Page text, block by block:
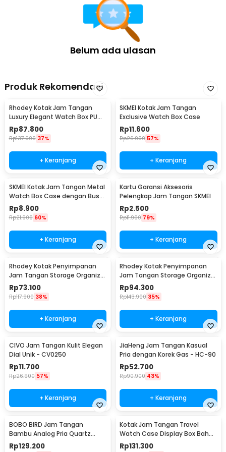
Belum ada ulasan
Produk Rekomendasi
Rhodey Kotak Jam Tangan
Luxury Elegant Watch Box PU
Leather 10 Slot - Z-0003
Rp87.800
Rp137.900 37%
+ Keranjang
SKMEI Kotak Jam Tangan
Exclusive Watch Box Case
Rp11.600
Rp26.900 57%
+ Keranjang
SKMEI Kotak Jam Tangan Metal
Watch Box Case dengan Busa
Pelindung
Rp8.900
Rp21.900 60%
+ Keranjang
Kartu Garansi Aksesoris
Pelengkap Jam Tangan SKMEI
Rp2.500
Rp11.900 79%
+ Keranjang
Rhodey Kotak Penyimpanan
Jam Tangan Storage Organizer
Watch Box 6 Slot - LS-006
Rp73.100
Rp117.900 38%
+ Keranjang
Rhodey Kotak Penyimpanan
Jam Tangan Storage Organizer
Luxury 12 Slot - Z-0003
Rp94.300
Rp143.900 35%
+ Keranjang
CIVO Jam Tangan Kulit Elegan
Dial Unik - CV0250
Rp11.700
Rp26.900 57%
+ Keranjang
JiaHeng Jam Tangan Kasual
Pria dengan Korek Gas - HC-90
Rp52.700
Rp90.900 43%
+ Keranjang
BOBO BIRD Jam Tangan
Bambu Analog Pria Quartz
Watch - A09
Rp129.200
Kotak Jam Tangan Travel
Watch Case Display Box Bahan
Kulit 8 Grid - L-001
Rp131.300